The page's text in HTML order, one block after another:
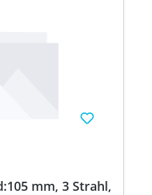
mm, 3 Strahl,